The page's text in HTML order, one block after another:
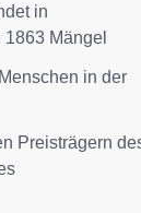
in
Mängel
in der
Preisträgern